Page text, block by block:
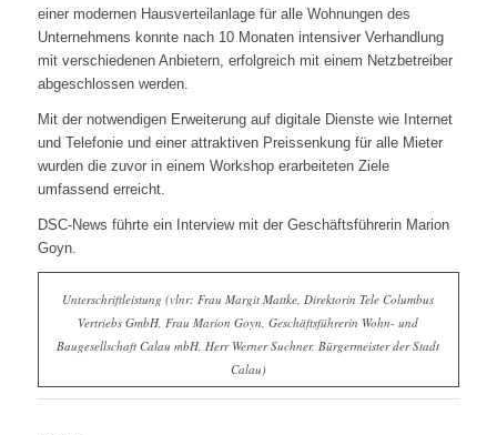
einer modernen Hausverteilanlage für alle Wohnungen des
Unternehmens konnte nach 10 Monaten intensiver Verhandlung
mit verschiedenen Anbietern, erfolgreich mit einem Netzbetreiber
abgeschlossen werden.
Mit der notwendigen Erweiterung auf digitale Dienste wie Internet
und Telefonie und einer attraktiven Preissenkung für alle Mieter
wurden die zuvor in einem Workshop erarbeiteten Ziele
umfassend erreicht.
DSC-News führte ein Interview mit der Geschäftsführerin Marion
Goyn.
Unterschriftleistung (vlnr: Frau Margit Mattke, Direktorin Tele Columbus
Vertriebs GmbH, Frau Marion Goyn, Geschäftsführerin Wohn- und
Baugesellschaft Calau mbH, Herr Werner Suchner, Bürgermeister der Stadt
Calau)